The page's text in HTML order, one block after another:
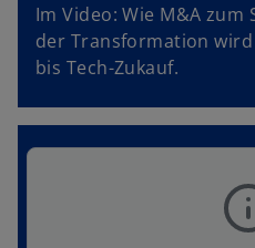
Im Video: Wie M&A
der Transformation
bis Tech-Zukauf.